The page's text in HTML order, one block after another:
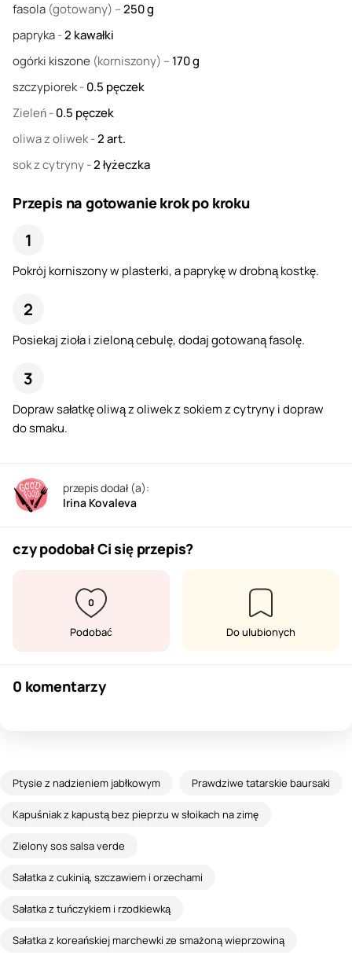
fasola (gotowany) –250g
papryka-2 kawałki
ogórki kiszone (korniszony) –170g
szczypiorek-0.5 pęczek
Zieleń-0.5 pęczek
oliwa z oliwek-2art.
sok z cytryny-2łyżeczka
Przepis na gotowanie krok po kroku
Pokrój korniszony w plasterki, a paprykę w drobną kostkę.
Posiekaj zioła i zieloną cebulę, dodaj gotowaną fasolę.
Dopraw sałatkę oliwą z oliwek z sokiem z cytryny i dopraw
do smaku.
przepis dodał (a):
Irina Kovaleva
czy podobał Ci się przepis?
0
Podobać Do ulubionych
0 komentarzy
Ptysie z nadzieniem jabłkowym Prawdziwe tatarskie baursaki
Kapuśniak z kapustą bez pieprzu w słoikach na zimę
Zielony sos salsa verde
Sałatka z cukinią, szczawiem i orzechami
Sałatka z tuńczykiem i rzodkiewką
Sałatka z koreańskiej marchewki ze smażoną wieprzowiną